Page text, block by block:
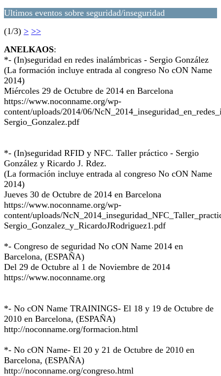
Ultimos eventos sobre seguridad/inseguridad
(1/3) > >>
ANELKAOS:
*- (In)seguridad en redes inalámbricas - Sergio González
(La formación incluye entrada al congreso No cON Name
2014)
Miércoles 29 de Octubre de 2014 en Barcelona
https://www.noconname.org/wp-
content/uploads/2014/06/
Sergio_Gonzalez.pdf
*- (In)seguridad RFID y NFC. Taller práctico - Sergio
González y Ricardo J. Rdez.
(La formación incluye entrada al congreso No cON Name
2014)
Jueves 30 de Octubre de 2014 en Barcelona
https://www.noconname.org/wp-
content/uploads/
Sergio_Gonzalez_y_RicardoJRodriguez1.pdf
*- Congreso de seguridad No cON Name 2014 en
Barcelona, (ESPAÑA)
Del 29 de Octubre al 1 de Noviembre de 2014
https://www.noconname.org
*- No cON Name TRAININGS- El 18 y 19 de Octubre de
2010 en Barcelona, (ESPAÑA)
http://noconname.org/formacion.html
*- No cON Name- El 20 y 21 de Octubre de 2010 en
Barcelona, (ESPAÑA)
http://noconname.org/congreso.html